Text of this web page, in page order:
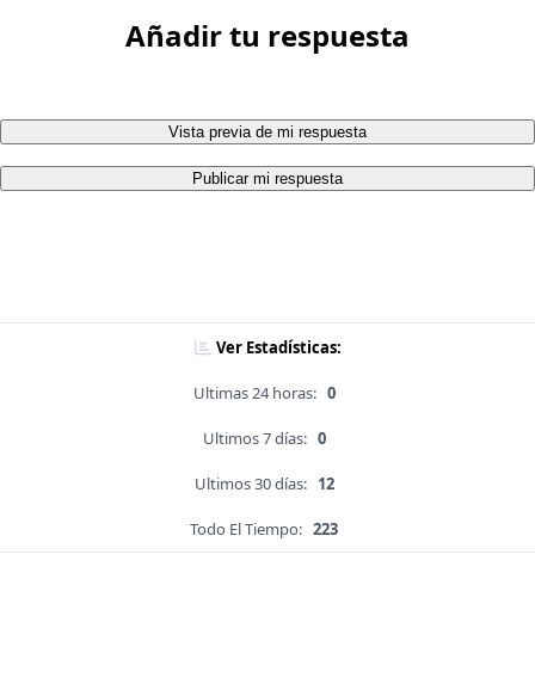
Añadir tu respuesta
Vista previa de mi respuesta
Publicar mi respuesta
Ver Estadísticas:
Ultimas 24 horas: 0
Ultimos 7 días: 0
Ultimos 30 días: 12
Todo El Tiempo: 223